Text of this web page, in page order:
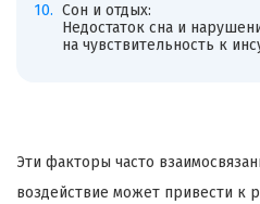
Сон и отдых:
Недостаток сна и
на чувствительность к
Эти факторы часто
воздействие может привести к